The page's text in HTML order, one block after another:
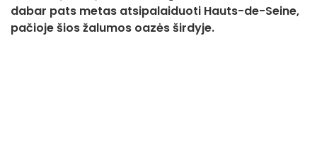
dabar pats metas atsipalaiduoti Hauts-de-Seine,
pačioje šios žalumos oazės širdyje.